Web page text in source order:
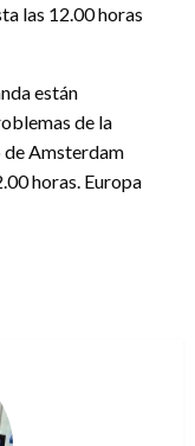
las 12.00 horas
están
de la
de Amsterdam
horas. Europa